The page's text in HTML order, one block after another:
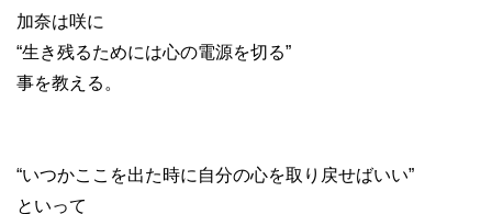
加奈は咲に
“生き残るためには心の電源を切る”
事を教える。
“いつかここを出た時に自分の心を取り戻せばいい”
といって